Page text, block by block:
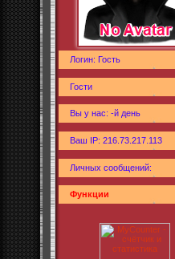
Логин: Гость
Гости
Вы у нас: -й день
Ваш IP: 216.73.217.113
Личных сообщений:
Функции